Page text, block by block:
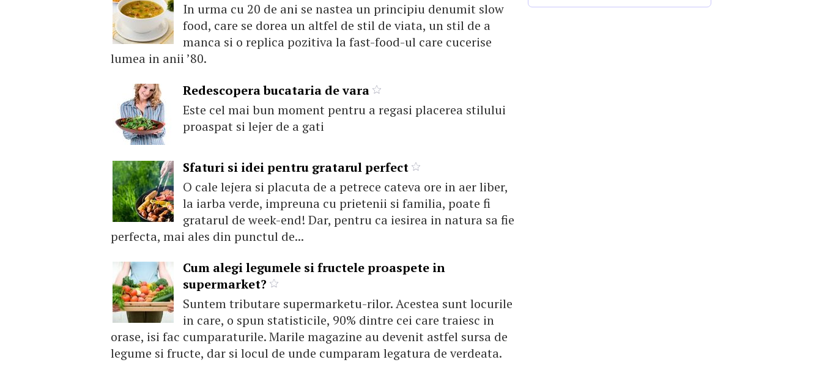
In urma cu 20 de ani se nastea un principiu denumit slow
food, care se dorea un altfel de stil de viata, un stil de a
manca si o replica pozitiva la fast-food-ul care cucerise
lumea in anii ’80.
Redescopera bucataria de vara
Este cel mai bun moment pentru a regasi placerea stilului
proaspat si lejer de a gati
Sfaturi si idei pentru gratarul perfect
O cale lejera si placuta de a petrece cateva ore in aer liber,
la iarba verde, impreuna cu prietenii si familia, poate fi
gratarul de week-end! Dar, pentru ca iesirea in natura sa fie
perfecta, mai ales din punctul de...
Cum alegi legumele si fructele proaspete in
supermarket?
Suntem tributare supermarketu-rilor. Acestea sunt locurile
in care, o spun statisticile, 90% dintre cei care traiesc in
orase, isi fac cumparaturile. Marile magazine au devenit astfel sursa de
legume si fructe, dar si locul de unde cumparam legatura de verdeata.